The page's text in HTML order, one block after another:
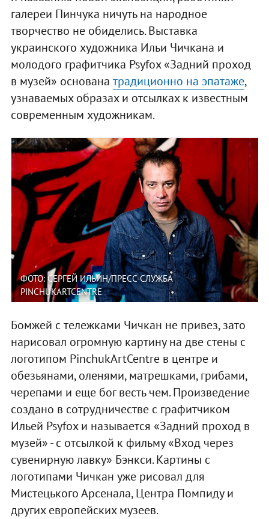
галереи Пинчука ничуть на народное
творчество не обиделись. Выставка
украинского художника Ильи Чичкана и
молодого графитчика Psyfox «Задний проход
в музей» основана традиционно на эпатаже,
узнаваемых образах и отсылках к известным
современным художникам.
ФОТО: СЕРГЕЙ ИЛЬИН/ПРЕСС-СЛУЖБА
PINCHUKARTCENTRE
Бомжей с тележками Чичкан не привез, зато
нарисовал огромную картину на две стены с
логотипом PinchukArtCentre в центре и
обезьянами, оленями, матрешками, грибами,
черепами и еще бог весть чем. Произведение
создано в сотрудничестве с графитчиком
Ильей Psyfox и называется «Задний проход в
музей» - с отсылкой к фильму «Вход через
сувенирную лавку» Бэнкси. Картины с
логотипами Чичкан уже рисовал для
Мистецького Арсенала, Центра Помпиду и
других европейских музеев.